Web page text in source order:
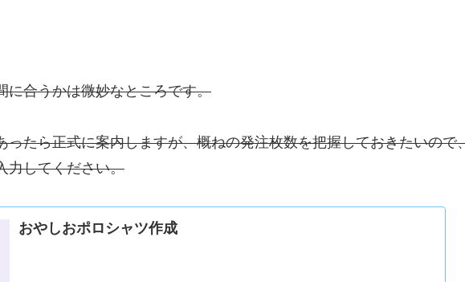
に合うかは微妙なところです。
ったら正式に案内しますが、概ねの発注枚数を把握しておきたいので
力してください。
おやしおポロシャツ作成